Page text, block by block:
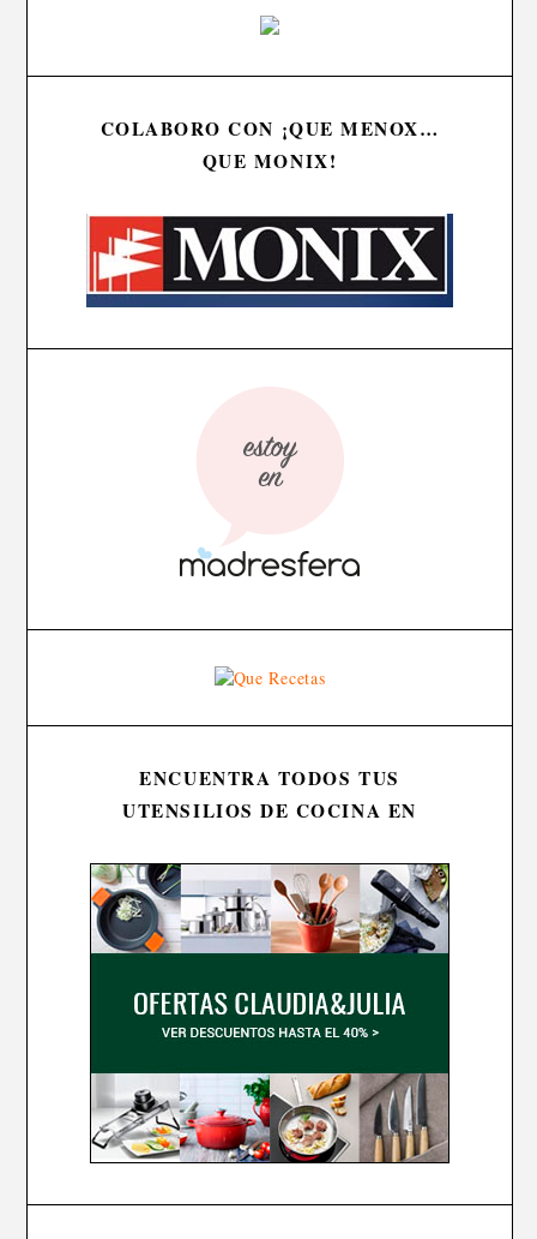
COLABORO CON ¡QUE MENOX…
QUE MONIX!
ENCUENTRA TODOS TUS
UTENSILIOS DE COCINA EN